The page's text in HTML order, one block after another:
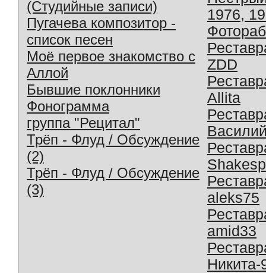
(Студийные записи)
Пугачева композитор -
список песен
Моё первое знакомство с
Аллой
Бывшие поклонники
Фонограмма
группа "Рецитал"
Трёп - Флуд / Обсуждение
(2)
Трёп - Флуд / Обсуждение
(3)
1976,
ZDD
Allita
aleks75
amid33
Никита-